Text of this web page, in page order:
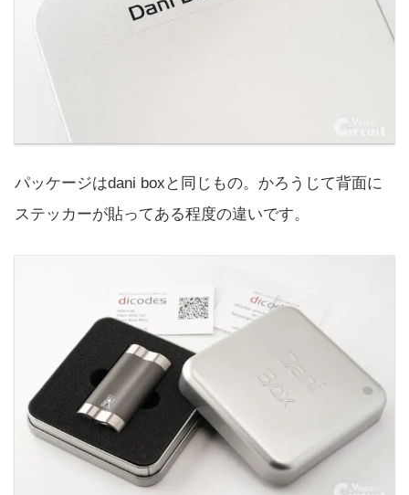
パッケージはdani boxと同じもの。かろうじて背面に
ステッカーが貼ってある程度の違いです。